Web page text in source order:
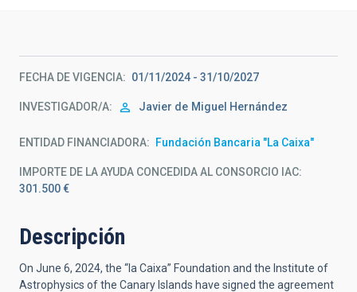
FECHA DE VIGENCIA 01/11/2024 - 31/10/2027
INVESTIGADOR/A Javier de Miguel Hernández
ENTIDAD FINANCIADORA Fundación Bancaria "La Caixa"
IMPORTE DE LA AYUDA CONCEDIDA AL CONSORCIO IAC
301.500 €
Descripción
On June 6, 2024, the “la Caixa” Foundation and the Institute of
Astrophysics of the Canary Islands have signed the agreement